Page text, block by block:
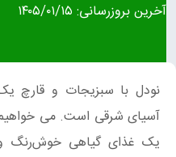
آخرین بروزرسانی: ۱۴۰۵/۰۱/۱۵
نودل با سبزیجات و قارچ
آسیای شرقی است. می
یک غذای گیاهی خوش‌رنگ